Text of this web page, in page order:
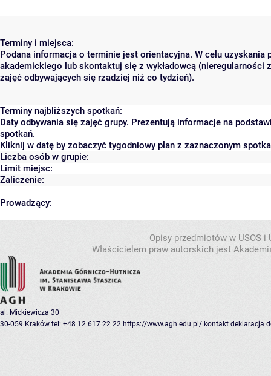
Terminy i miejsca:
Podana informacja o terminie jest orientacyjna. W celu
akademickiego lub skontaktuj się z wykładowcą (nieregularności
zajęć odbywających się rzadziej niż co tydzień).
Terminy najbliższych spotkań:
Daty odbywania się zajęć grupy. Prezentują informacje na
spotkań.
Kliknij w datę by zobaczyć tygodniowy plan z zaznaczonym
Liczba osób w grupie:
Limit miejsc:
Zaliczenie:
Prowadzący:
Opisy przedmiotów w USOS
Właścicielem praw autorskich jest
al. Mickiewicza 30
30-059 Kraków tel: +48 12 617 22 22 https://www.agh.edu.pl/ kontakt deklaracja